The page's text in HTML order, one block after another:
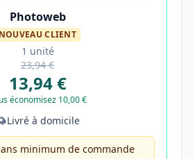
Photoweb
NOUVEAU CLIENT
1 unité
23,94 €
13,94 €
économisez 10,00 €
Livré à domicile
minimum de commande